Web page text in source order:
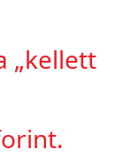
„kellett